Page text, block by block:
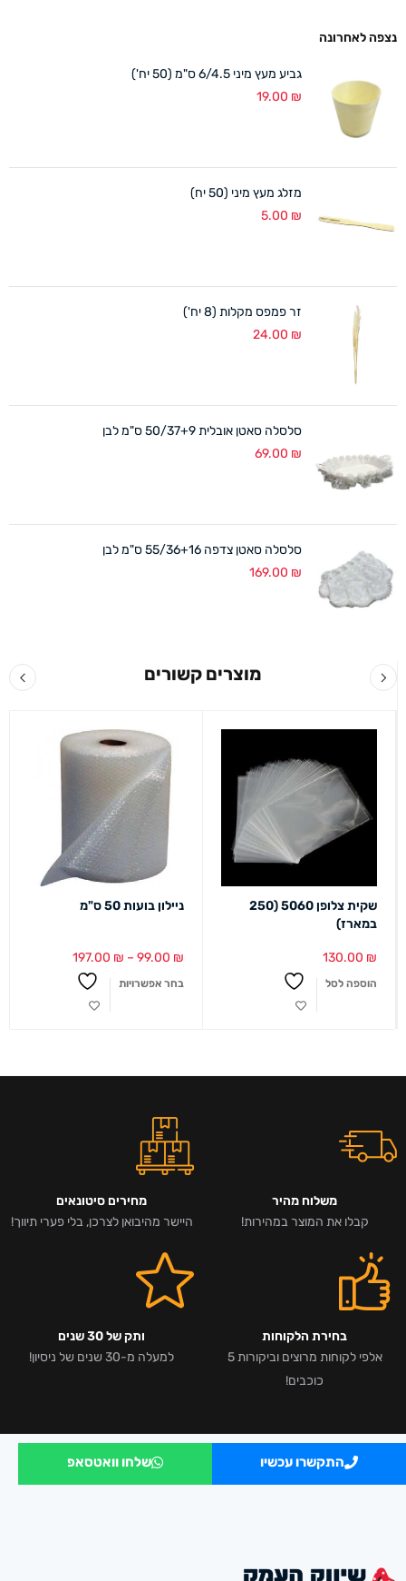
נצפה לאחרונה
גביע מעץ מיני 6/4.5 ס"מ (50 יח')
19.00 ₪
מזלג מעץ מיני (50 יח)
5.00 ₪
זר פמפס מקלות (8 יח')
24.00 ₪
סלסלה סאטן אובלית 50/37+9 ס"מ לבן
69.00 ₪
סלסלה סאטן צדפה 55/36+16 ס"מ לבן
169.00 ₪
מוצרים קשורים
שקית צלופן 5060 (250
במארז)
130.00 ₪
הוספה לסל
ניילון בועות 50 ס"מ
99.00 ₪
–
197.00 ₪
בחר אפשרויות
משלוח מהיר
קבלו את המוצר במהירות!
מחירים סיטונאים
היישר מהיבואן לצרכן, בלי פערי תיווך!
בחירת הלקוחות
אלפי לקוחות מרוצים וביקורות 5
כוכבים!
ותק של 30 שנים
למעלה מ-30 שנים של ניסיון!
התקשרו עכשיו שלחו וואטסאפ